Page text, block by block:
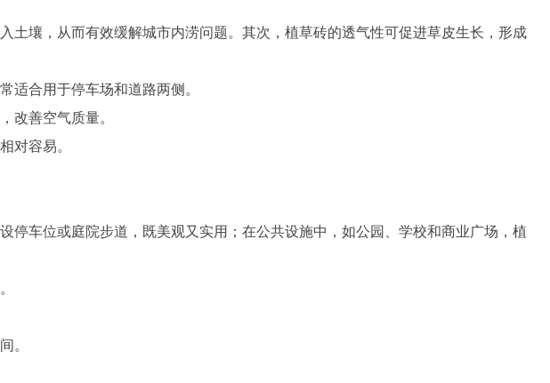
壤，从而有效缓解城市内涝问题。其次，植草砖的透气性可促进草皮生长，形成
适合用于停车场和道路两侧。
改善空气质量。
对容易。
车位或庭院步道，既美观又实用；在公共设施中，如公园、学校和商业广场，植
。